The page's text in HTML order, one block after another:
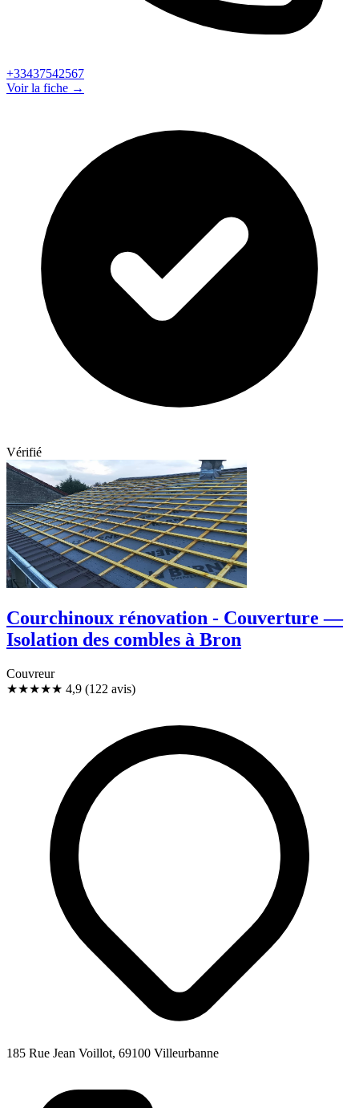
+33437542567
Voir la fiche →
Vérifié
Courchinoux rénovation - Couverture —
Isolation des combles à Bron
Couvreur
★★★★★ 4,9 (122 avis)
185 Rue Jean Voillot, 69100 Villeurbanne